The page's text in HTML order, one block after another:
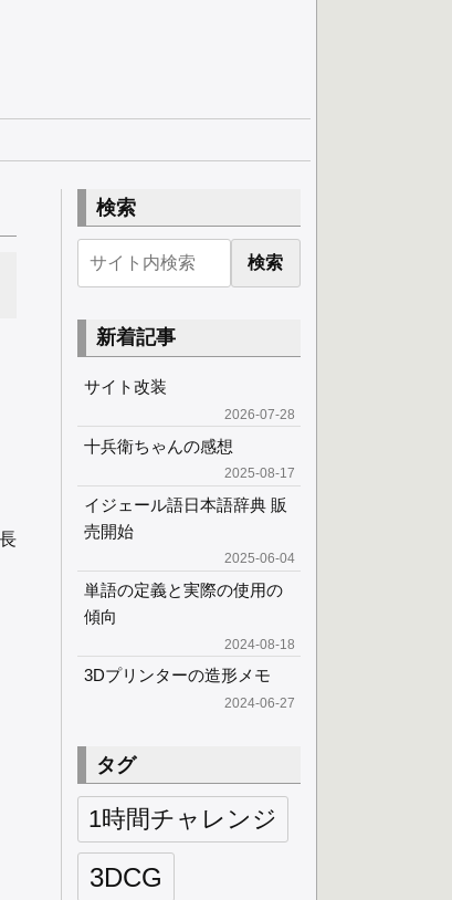
検索
検索
新着記事
サイト改装
2026-07-28
十兵衛ちゃんの感想
2025-08-17
イジェール語日本語辞典 販
売開始
2025-06-04
単語の定義と実際の使用の
傾向
2024-08-18
3Dプリンターの造形メモ
2024-06-27
タグ
1時間チャレンジ
3DCG